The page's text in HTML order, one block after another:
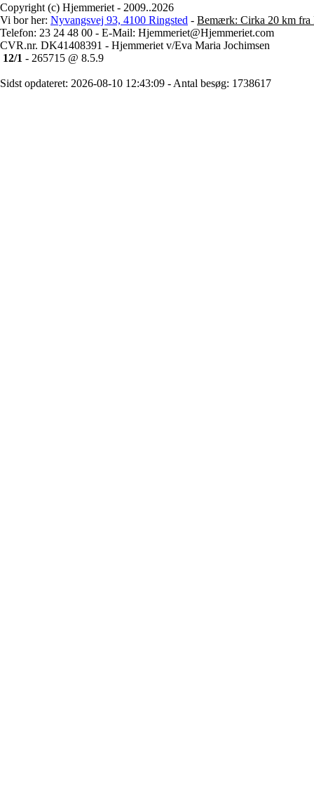
Copyright (c) Hjemmeriet - 2009..2026
Vi bor her: Nyvangsvej 93, 4100 Ringsted - Bemærk: Cirka 20 km fra
Telefon: 23 24 48 00 - E-Mail: Hjemmeriet@Hjemmeriet.com
CVR.nr. DK41408391 - Hjemmeriet v/Eva Maria Jochimsen
12/1 - 265715 @ 8.5.9
Sidst opdateret: 2026-08-10 12:43:09 - Antal besøg: 1738617